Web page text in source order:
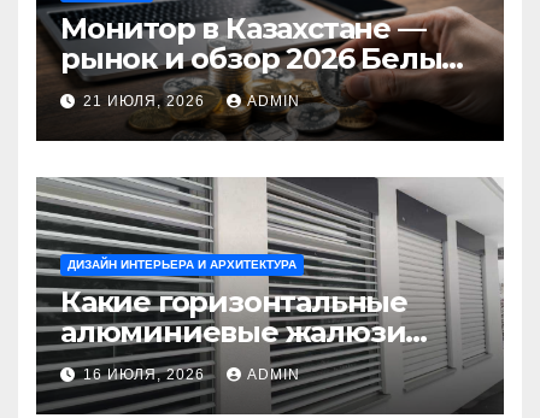
Монитор в Казахстане —
рынок и обзор 2026 Белый
Ветер Shop.kz
21 ИЮЛЯ, 2026 ADMIN
ДИЗАЙН ИНТЕРЬЕРА И АРХИТЕКТУРА
Какие горизонтальные
алюминиевые жалюзи
выбрать для окон?
16 ИЮЛЯ, 2026 ADMIN